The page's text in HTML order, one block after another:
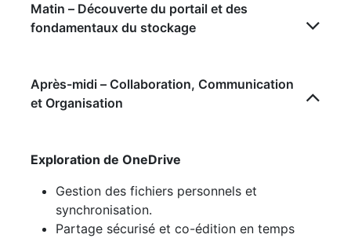
Matin – Découverte du portail et des
fondamentaux du stockage
Après-midi – Collaboration, Communication
et Organisation
Exploration de OneDrive
Gestion des fichiers personnels et
synchronisation.
Partage sécurisé et co-édition en temps